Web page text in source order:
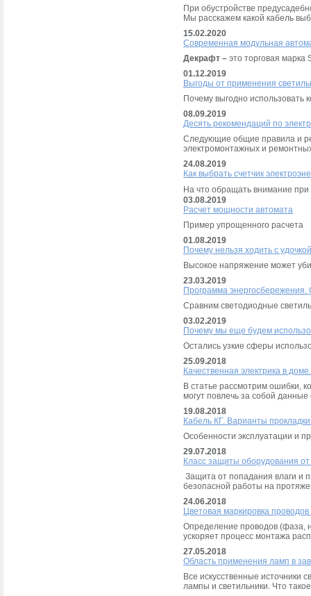
При обустройстве
Мы расскажем какой кабель
15.02.2020
Современная модульная
Декрафт – это торговая марка
01.12.2019
Выгоды от применения
Почему выгодно использовать
08.09.2019
Десять рекомендаций по
Следующие общие правила и
электромонтажных и
24.08.2019
Как выбрать счетчик
На что обращать внимание при
03.08.2019
Расчет мощности автомата
Пример упрощенного расчета
01.08.2019
Почему нельзя ходить с
Высокое напряжение может
23.03.2019
Программа
Сравним светодиодные
03.02.2019
Почему мы еще будем
Остались узкие сферы
25.09.2018
Качественная электрика в
В статье рассмотрим ошибки,
могут повлечь за собой
19.08.2018
Кабель КГ. Варианты
Особенности эксплуатации и
29.07.2018
Класс защиты оборудования
Защита от попадания влаги и
безопасной работы на
24.06.2018
Цветовая маркировка
Определение проводов (фаза,
ускоряет процесс монтажа
27.05.2018
Область применения ламп в
Все искусственные источники
лампы и светильники. Что